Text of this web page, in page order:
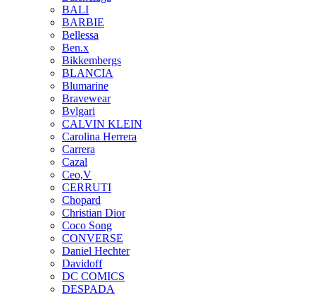
BALI
BARBIE
Bellessa
Ben.x
Bikkembergs
BLANCIA
Blumarine
Bravewear
Bvlgari
CALVIN KLEIN
Carolina Herrera
Carrera
Cazal
Ceo,V
CERRUTI
Chopard
Christian Dior
Coco Song
CONVERSE
Daniel Hechter
Davidoff
DC COMICS
DESPADA